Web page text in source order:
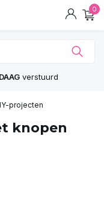
0
verstuurd
projecten
knopen